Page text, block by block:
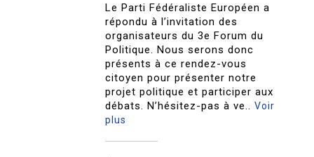
Le Parti Fédéraliste Européen a
répondu à l’invitation des
organisateurs du 3e Forum du
Politique. Nous serons donc
présents à ce rendez-vous
citoyen pour présenter notre
projet politique et participer aux
débats. N’hésitez-pas à ve..Voir
plus